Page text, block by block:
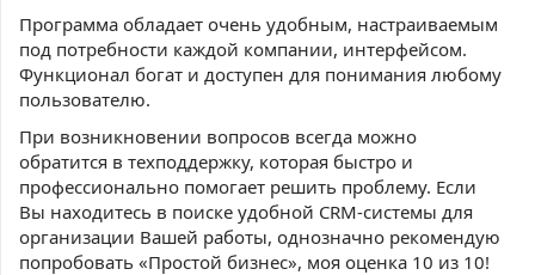
Программа обладает очень удобным, настраиваемым
под потребности каждой компании, интерфейсом.
Функционал богат и доступен для понимания любому
пользователю.
При возникновении вопросов всегда можно
обратится в техподдержку, которая быстро и
профессионально помогает решить проблему. Если
Вы находитесь в поиске удобной CRM-системы для
организации Вашей работы, однозначно рекомендую
попробовать «Простой бизнес», моя оценка 10 из 10!